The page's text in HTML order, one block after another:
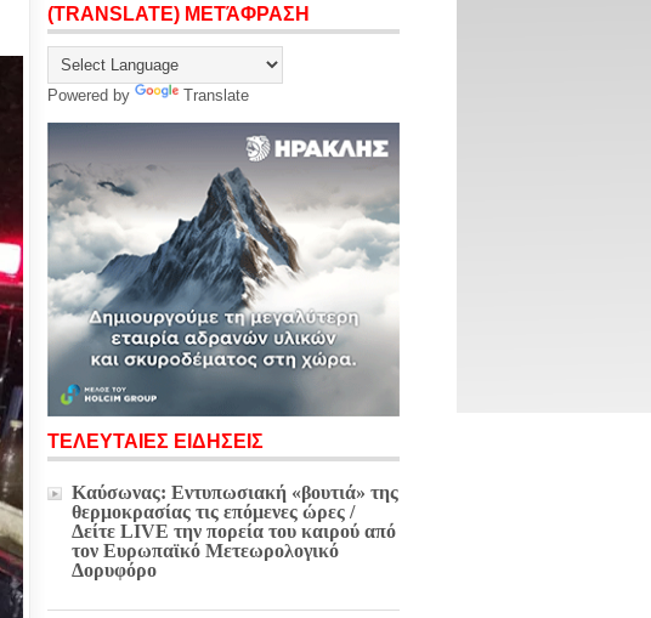
(TRANSLATE) ΜΕΤΆΦΡΑΣΗ
Powered by Translate
ΤΕΛΕΥΤΑΙΕΣ ΕΙΔΗΣΕΙΣ
Καύσωνας: Εντυπωσιακή «βουτιά» της
θερμοκρασίας τις επόμενες ώρες /
Δείτε LIVE την πορεία του καιρού από
τον Ευρωπαϊκό Μετεωρολογικό
Δορυφόρο